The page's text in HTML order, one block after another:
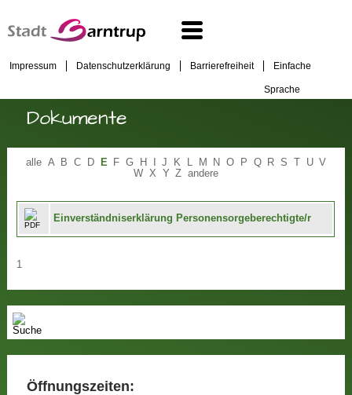
Impressum Datenschutzerklärung Barrierefreiheit Einfache
Sprache
Dokumente
alle A B C D E F G H J K L M N O P Q R S U V
W X Y Z andere
Einverständniserklärung Personensorgeberechtigte/r
1
Öffnungszeiten: